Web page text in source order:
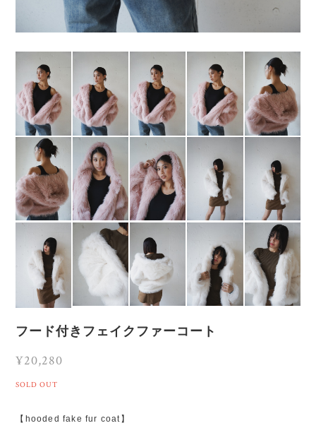
フード付きフェイクファーコート
¥20,280
SOLD OUT
【hooded fake fur coat】